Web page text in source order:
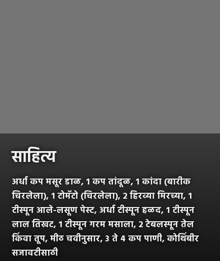
साहित्य
अर्धा कप मसूर डाळ, 1 कप तांदूळ, 1 कांदा (बारीक
चिरलेला), 1 टोमॅटो (चिरलेला), 2 हिरव्या मिरच्या, 1
टीस्पून आले-लसूण पेस्ट, अर्धा टीस्पून हळद, 1 टीस्पून
लाल तिखट, 1 टीस्पून गरम मसाला, 2 टेबलस्पून तेल
किंवा तूप, मीठ चवीनुसार, 3 ते 4 कप पाणी, कोथिंबीर
सजावटीसाठी